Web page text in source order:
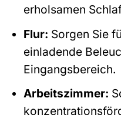
erholsamen
Flur: Sorgen Sie
einladende
Eingangsbereich.
Arbeitszimmer: